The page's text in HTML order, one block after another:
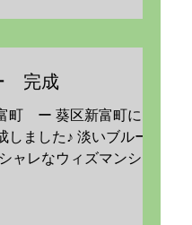
完成
ー 葵区新富町にウィ
しました♪ 淡いブルーの
ャレなウィズマンション